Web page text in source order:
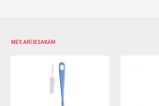
MĒS ARĪ IESAKĀM